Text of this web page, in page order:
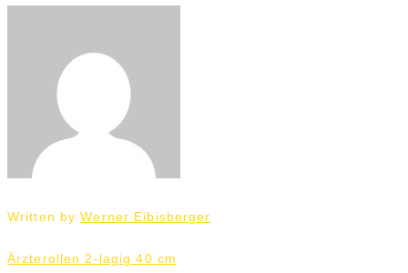
Written byWerner Eibisberger
Beitrags-
Navigation
Ärzterollen 2-lagig 40 cm